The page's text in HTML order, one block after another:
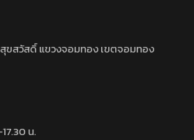
ขสวัสดิ์ แขวงจอมทอง เขตจอมทอง
น.